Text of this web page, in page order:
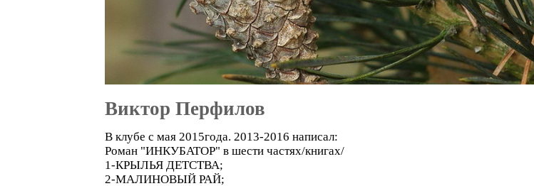
Виктор Перфилов
В клубе с мая 2015года. 2013-2016 написал:
Роман "ИНКУБАТОР" в шести частях/книгах/
1-КРЫЛЬЯ ДЕТСТВА;
2-МАЛИНОВЫЙ РАЙ;